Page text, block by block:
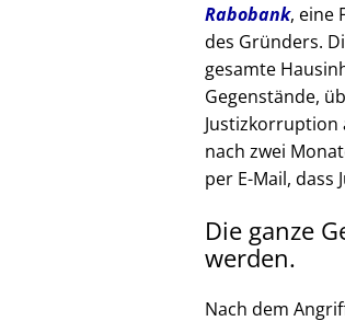
Rabobank, eine
des Gründers.
gesamte
Gegenstände,
Justizkorruption
nach zwei
per E-Mail,
Die ganze
werden.
Nach dem